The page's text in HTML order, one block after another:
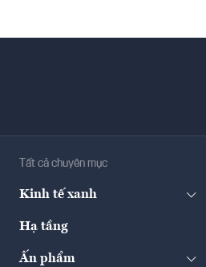
Tất cả chuyên mục
Kinh tế xanh
Hạ tầng
Ấn phẩm